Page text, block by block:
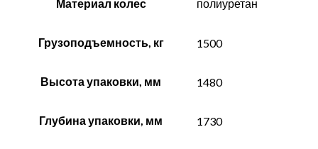
Материал колес полиуретан
Грузоподъемность, кг 1500
Высота упаковки, мм 1480
Глубина упаковки, мм 1730